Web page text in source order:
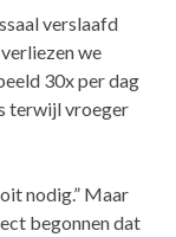
verslaafd
we
30x per dag
terwijl vroeger
nodig.” Maar
begonnen dat